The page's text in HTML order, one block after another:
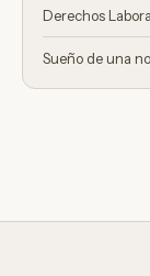
Derechos
Sueño de una